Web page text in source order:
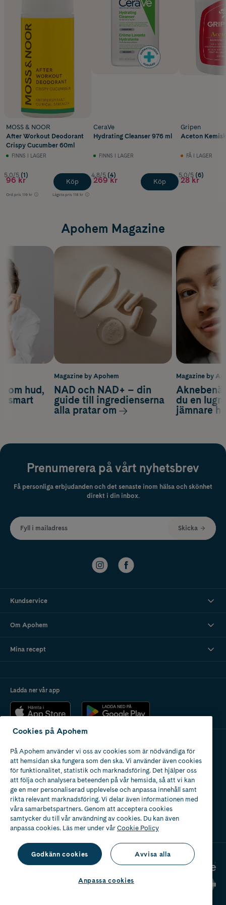
MOSS & NOOR
After Workout Deodorant
Crispy Cucumber 60ml
FINNS I LAGER
5.0/5 (1)
96 kr
Ord.pris 119 kr Lägsta pris 118 kr
Köp
CeraVe
Hydrating Cleanser 976 ml
FINNS I LAGER
4.8/5 (4)
269 kr Köp
Gripen
Aceton
FÅ I LAGER
5.0/5 (6)
28 kr
Apohem Magazine
Magazine by
du en
jämnare
om hud,
smart
Magazine by Apohem
NAD och NAD+ – din
guide till ingredienserna
alla pratar om
Prenumerera på vårt nyhetsbrev
Få personliga erbjudanden och det senaste inom hälsa och skönhet
direkt i din inbox.
Fyll i mailadress Skicka
Kundservice
Om Apohem
Mina recept
Ladda ner vår app
Apotek med tillstånd
av Läkemedelsverket
Cookies på Apohem
På Apohem använder vi oss av cookies som är nödvändiga för
att hemsidan ska fungera som den ska. Vi använder även cookies
för funktionalitet, statistik och marknadsföring. Det hjälper oss
att följa och analysera beteenden på vår hemsida, så att vi kan
ge en mer personaliserad upplevelse och anpassa innehåll samt
rikta relevant marknadsföring. Vi delar även informationen med
våra samarbetspartners. Genom att acceptera cookies
samtycker du till vår användning av cookies. Du kan även
anpassa cookies. Läs mer under vårCookie Policy
Godkänn cookies Avvisa alla
Anpassa cookies